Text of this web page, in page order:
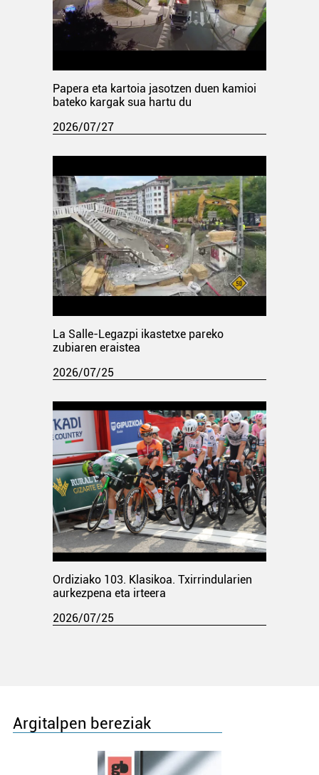
Papera eta kartoia jasotzen duen kamioi
bateko kargak sua hartu du
2026/07/27
La Salle-Legazpi ikastetxe pareko
zubiaren eraistea
2026/07/25
Ordiziako 103. Klasikoa. Txirrindularien
aurkezpena eta irteera
2026/07/25
Argitalpen bereziak